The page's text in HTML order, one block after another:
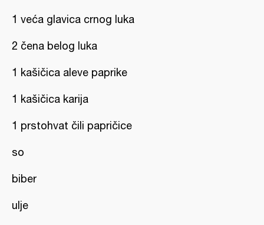
1 veća glavica crnog luka
2 čena belog luka
1 kašičica aleve paprike
1 kašičica karija
1 prstohvat čili papričice
so
biber
ulje